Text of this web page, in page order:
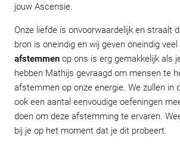
jouw Ascensie.
Onze liefde is onvoorwaardelijk en straalt
bron is oneindig en wij geven oneindig
afstemmen op ons is erg gemakkelijk als
hebben Mathijs gevraagd om mensen te
afstemmen op onze energie. We zullen in
ook een aantal eenvoudige oefeningen
doen om deze afstemming te ervaren.
bij je op het moment dat je dit probeert.